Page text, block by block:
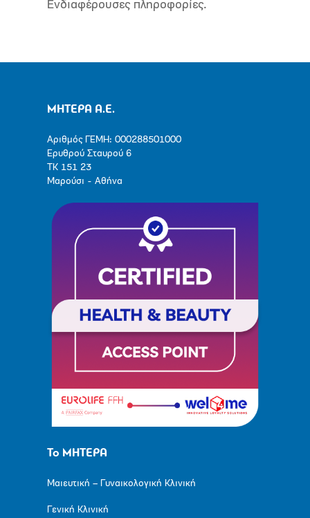
Ενδιαφέρουσες πληροφορίες.
ΜΗΤΕΡΑ Α.Ε.
Αριθμός ΓΕΜΗ: 000288501000
Ερυθρού Σταυρού 6
ΤΚ 151 23
Μαρούσι - Αθήνα
Το ΜΗΤΕΡΑ
Μαιευτική – Γυναικολογική Κλινική
Γενική Κλινική